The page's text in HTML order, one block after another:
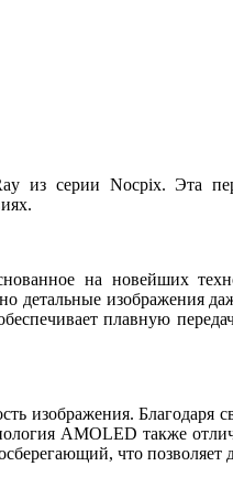
серии Nocpix. Эта
на новейших
детальные изображения
плавную
изображения. Благодаря
AMOLED также
что позволяет